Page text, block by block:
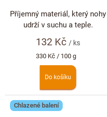
132 Kč / ks
Měrná
cena:
330 Kč / 100 g
Do košíku
Příjemný materiál, který nohy
udrží v suchu a teple.
Chlazené balení